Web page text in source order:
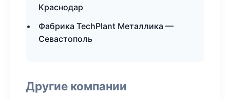
Краснодар
Фабрика TechPlant Металлика —
Севастополь
Другие компании